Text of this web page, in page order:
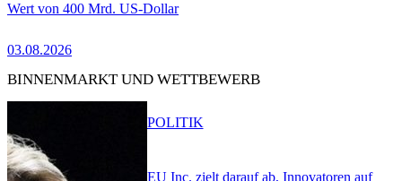
Wert von 400 Mrd. US-Dollar
03.08.2026
BINNENMARKT UND WETTBEWERB
EU Inc. zielt darauf ab, Innovatoren auf
POLITIK